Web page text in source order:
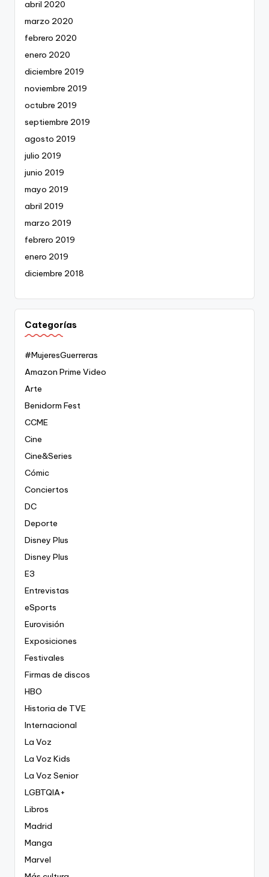
abril 2020
marzo 2020
febrero 2020
enero 2020
diciembre 2019
noviembre 2019
octubre 2019
septiembre 2019
agosto 2019
julio 2019
junio 2019
mayo 2019
abril 2019
marzo 2019
febrero 2019
enero 2019
diciembre 2018
Categorías
#MujeresGuerreras
Amazon Prime Video
Arte
Benidorm Fest
CCME
Cine
Cine&Series
Cómic
Conciertos
DC
Deporte
Disney Plus
Disney Plus
E3
Entrevistas
eSports
Eurovisión
Exposiciones
Festivales
Firmas de discos
HBO
Historia de TVE
Internacional
La Voz
La Voz Kids
La Voz Senior
LGBTQIA+
Libros
Madrid
Manga
Marvel